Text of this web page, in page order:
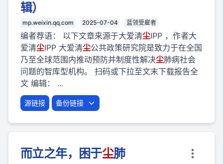
辑）
mp.weixin.qq.com 2025-07-04 蓝领受雇者
编者荐语： 以下文章来源于大爱清尘IPP ，作者大
爱清尘IPP 大爱清尘公共政策研究院是致力于在全国
乃至全球范围内推动预防并制度性解决尘肺病社会
问题的智库型机构。 扫码或下拉至文末下载报告全
文 编辑： ...
源链接 备份链接
而立之年，困于尘肺